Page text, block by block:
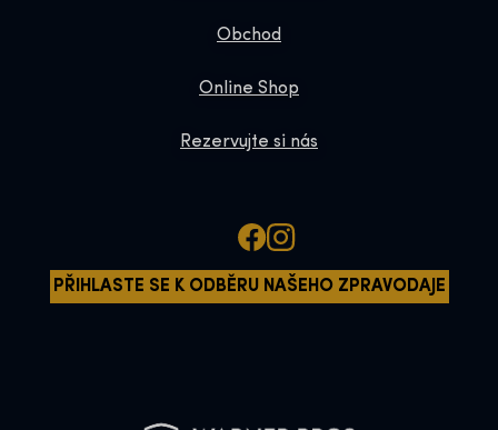
Obchod
Online Shop
Rezervujte si nás
PŘIHLASTE SE K ODBĚRU NAŠEHO ZPRAVODAJE